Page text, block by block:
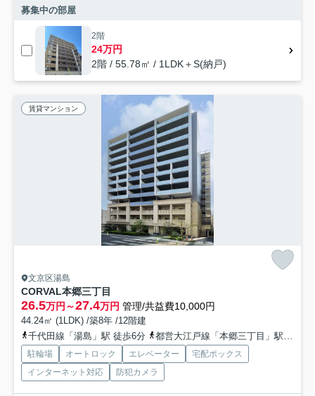
募集中の部屋
2階
24万円
2階 / 55.78㎡ / 1LDK＋S(納戸)
賃貸マンション
文京区湯島
CORVAL本郷三丁目
26.5万円～27.4万円 管理/共益費10,000円
44.24㎡ (1LDK) /築8年 /12階建
千代田線「湯島」駅 徒歩6分
都営大江戸線「本郷三丁目」駅 徒歩6分
駐輪場 オートロック エレベーター
宅配ボックス
インターネット対応
防犯カメラ